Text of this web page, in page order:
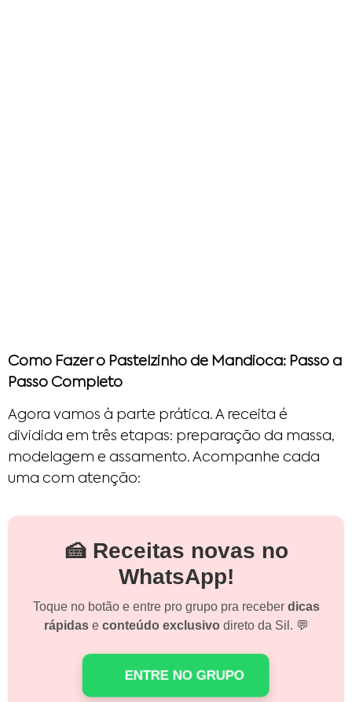
Como Fazer o Pastelzinho de Mandioca: Passo a
Passo Completo
Agora vamos à parte prática. A receita é
dividida em três etapas: preparação da massa,
modelagem e assamento. Acompanhe cada
uma com atenção:
🍰 Receitas novas no
WhatsApp!
Toque no botão e entre pro grupo pra receber dicas
rápidase conteúdo exclusivodireto da Sil. 💬
ENTRE NO GRUPO